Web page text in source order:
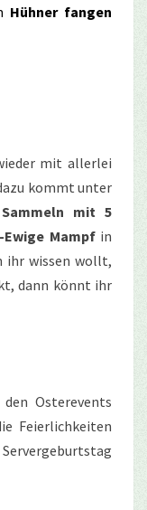
Hühner fangen
mit allerlei
kommt unter
mit 5
Mampfin
ihr wissen wollt,
dann könnt ihr
Osterevents
Feierlichkeiten